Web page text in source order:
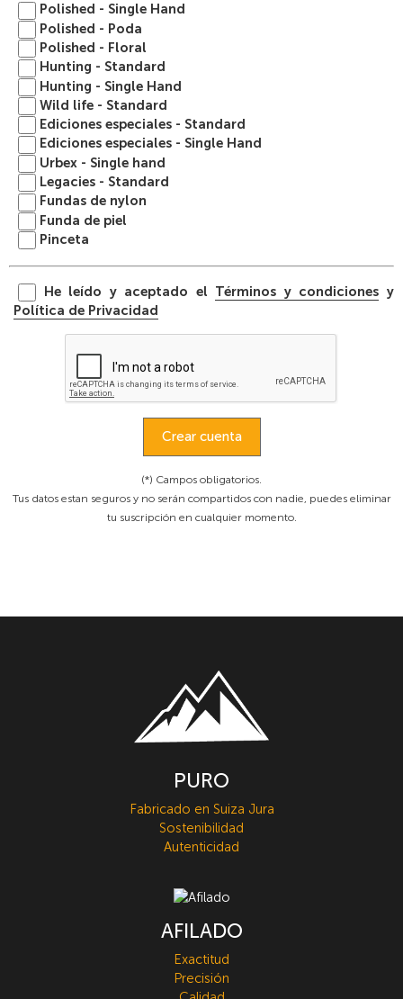
Polished - Single Hand
Polished - Poda
Polished - Floral
Hunting - Standard
Hunting - Single Hand
Wild life - Standard
Ediciones especiales - Standard
Ediciones especiales - Single Hand
Urbex - Single hand
Legacies - Standard
Fundas de nylon
Funda de piel
Pinceta
He leído y aceptado el Términos y condiciones y
Política de Privacidad
Crear cuenta
(*) Campos obligatorios.
Tus datos estan seguros y no serán compartidos con nadie, puedes eliminar
tu suscripción en cualquier momento.
PURO
Fabricado en Suiza Jura
Sostenibilidad
Autenticidad
AFILADO
Exactitud
Precisión